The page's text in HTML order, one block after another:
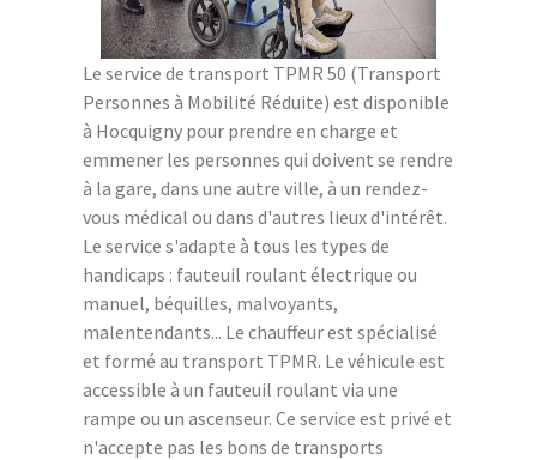
Le service de transport TPMR 50 (Transport
Personnes à Mobilité Réduite) est disponible
à Hocquigny pour prendre en charge et
emmener les personnes qui doivent se rendre
à la gare, dans une autre ville, à un rendez-
vous médical ou dans d'autres lieux d'intérêt.
Le service s'adapte à tous les types de
handicaps : fauteuil roulant électrique ou
manuel, béquilles, malvoyants,
malentendants... Le chauffeur est spécialisé
et formé au transport TPMR. Le véhicule est
accessible à un fauteuil roulant via une
rampe ou un ascenseur. Ce service est privé et
n'accepte pas les bons de transports